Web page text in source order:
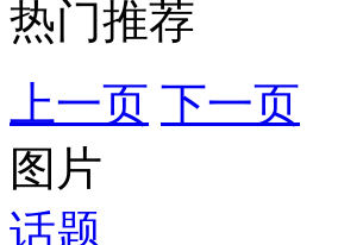
热门推荐
上一页 下一页
图片
话题